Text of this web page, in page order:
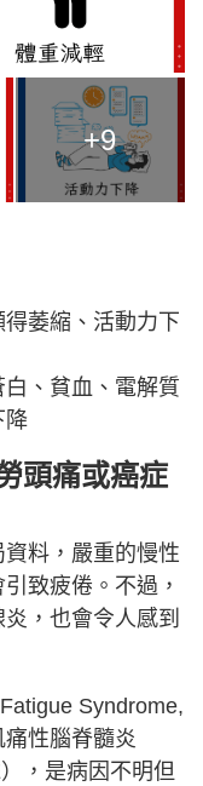
+9
萎縮、活動力下
、貧血、電解質
降
頭痛或癌症
料，嚴重的慢性
致疲倦。不過，
，也會令人感到
Syndrome,
性腦脊髓炎
，是病因不明但